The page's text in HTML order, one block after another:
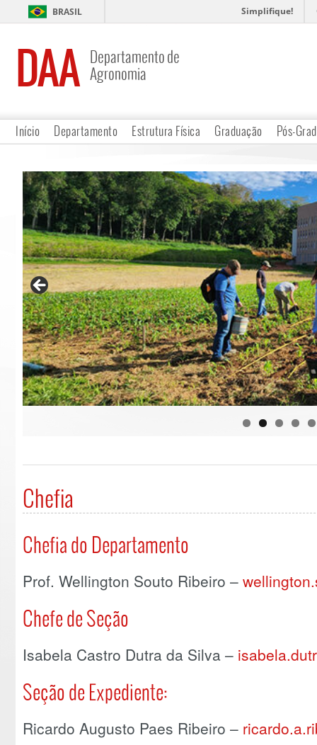
BRASIL Simplifique!
DAA Departamento de
Agronomia
Início Departamento Estrutura Física Graduação Pós-
Chefia
Chefia do Departamento
Prof. Wellington Souto Ribeiro – w
Chefe de Seção
Isabela Castro Dutra da Silva –
Seção de Expediente:
Ricardo Augusto Paes Ribeiro –